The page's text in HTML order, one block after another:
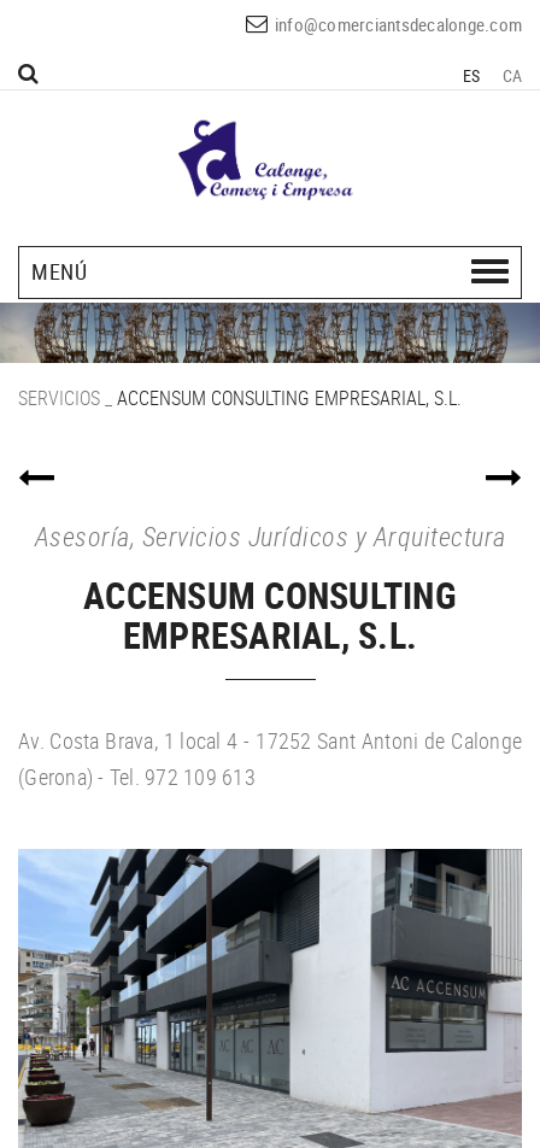
info@comerciantsdecalonge.com
ES CA
MENÚ
SERVICIOS ACCENSUM CONSULTING EMPRESARIAL, S.L.
Asesoría, Servicios Jurídicos y Arquitectura
ACCENSUM CONSULTING
EMPRESARIAL, S.L.
Av. Costa Brava, 1 local 4 - 17252 Sant Antoni de Calonge
(Gerona) - Tel. 972 109 613